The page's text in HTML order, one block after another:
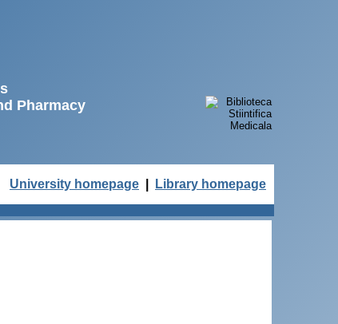
Pharmacy
University homepage Library homepage